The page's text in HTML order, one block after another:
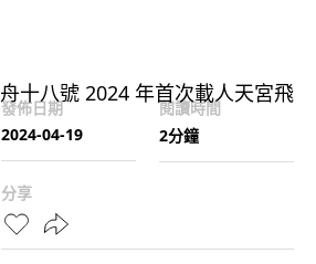
發佈日期
2024-04-19
閱讀時間
2分鐘
分享